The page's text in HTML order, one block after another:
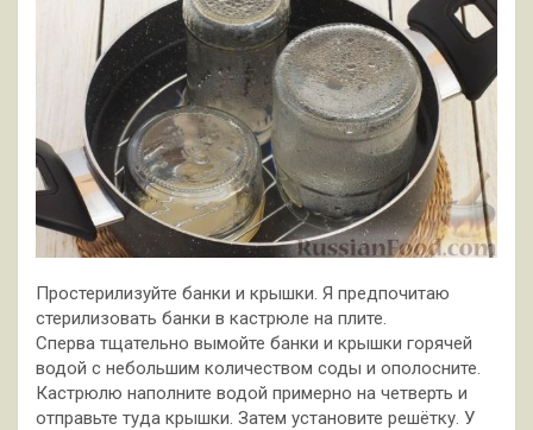
Простерилизуйте банки и крышки. Я предпочитаю
стерилизовать банки в кастрюле на плите.
Сперва тщательно вымойте банки и крышки горячей
водой с небольшим количеством соды и ополосните.
Кастрюлю наполните водой примерно на четверть и
отправьте туда крышки. Затем установите решётку. У